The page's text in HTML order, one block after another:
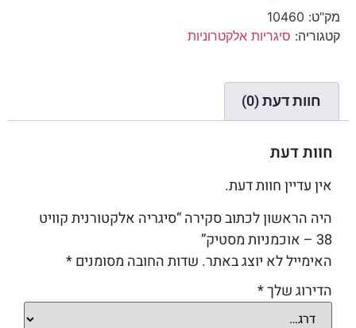
מק"ט: 10460
קטגוריה: סיגריות אלקטרוניות
חוות דעת (0)
חוות דעת
אין עדיין חוות דעת.
היה הראשון לכתוב סקירה “סיגריה אלקטורנית קוויט
38 – אוכמניות מסטיק”
האימייל לא יוצג באתר. שדות החובה מסומנים*
הדירוג שלך*